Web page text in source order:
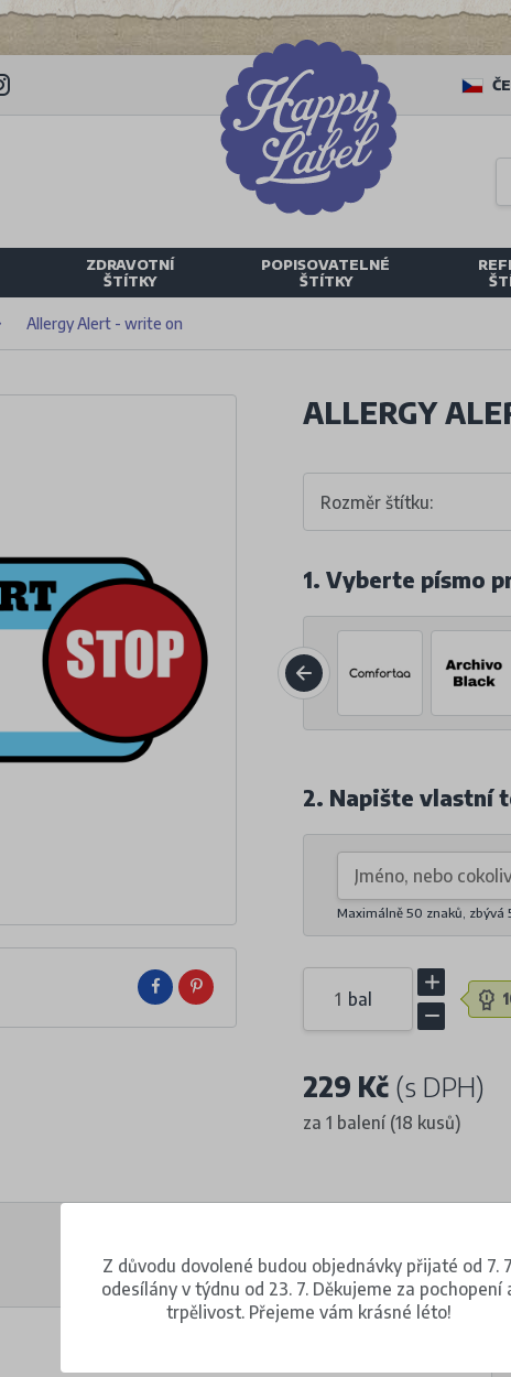
ZDRAVOTNÍ
ŠTÍTKY
POPISOVATELNÉ
ŠTÍTKY
Allergy Alert - write on
ALLERGY
Rozměr štítku:
1. Vyberte písmo
2. Napište vlastní
Maximálně 50 znaků, zbývá
bal
229 Kč (s DPH)
za 1 balení (18 kusů)
Z důvodu dovolené budou objednávky přijaté od 7. 7.
odesílány v týdnu od 23. 7. Děkujeme za pochopení
trpělivost. Přejeme vám krásné léto!